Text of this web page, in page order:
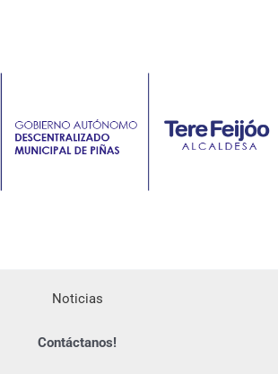
Noticias
Contáctanos!